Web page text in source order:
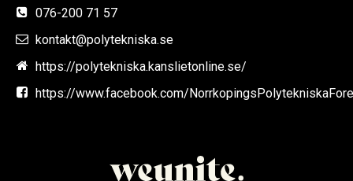
076-200 71 57
kontakt@polytekniska.se
https://polytekniska.kanslietonline.se/
https://www.facebook.com/